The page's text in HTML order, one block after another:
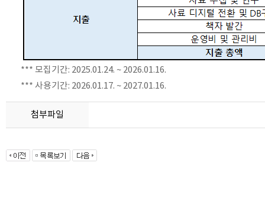
*** 모집기간: 2025.01.24. ~ 2026.01.16.
*** 사용기간: 2026.01.17. ~ 2027.01.16.
첨부파일